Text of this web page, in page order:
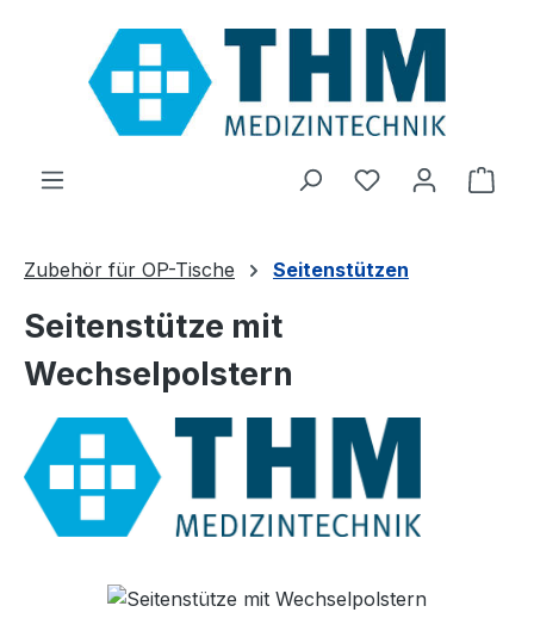
Zum Hauptinhalt springen
Zubehör für OP-Tische Seitenstützen
Seitenstütze mit
Wechselpolstern